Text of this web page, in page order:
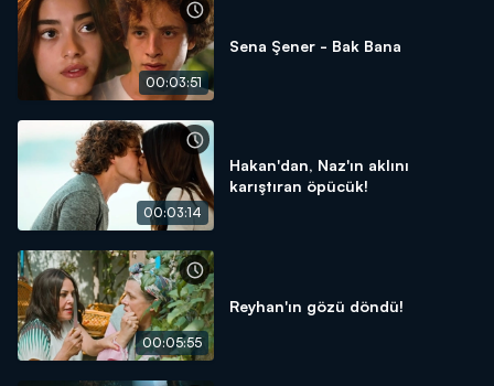
00:03:51
Sena Şener - Bak Bana
00:03:14
Hakan'dan, Naz'ın aklını
karıştıran öpücük!
00:05:55
Reyhan'ın gözü döndü!